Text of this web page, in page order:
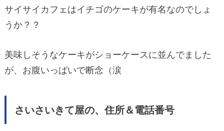
サイサイカフェはイチゴのケーキが有名なのでしょ
うか？？
美味しそうなケーキがショーケースに並んでました
が、お腹いっぱいで断念（涙
さいさいきて屋の、住所＆電話番号